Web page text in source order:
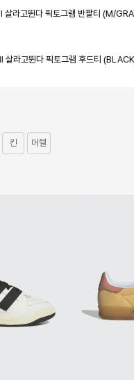
라고뛴다 픽토그램 반팔티 (M/
라고뛴다 픽토그램 후드티
킨 머렐